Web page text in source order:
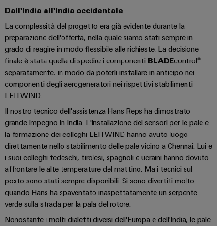
Stabilità
sicurezza
per
reti
energetiche
moderne
Infrastrutture
degli
edifici
Soluzioni
per
i
requisiti
specifici
dell’infrastruttura
di
costruzione
Costruzione
di
Misurazione
smart
Configuratore
Weidmüller
Workplace
solutions
Sistemi
e
soluzioni
Automazione
decentrata
Soluzioni
e
migrazione
PLC
Interfacce
di
servizio
Box
di
distribuzione
Componenti
elettronici
Moduli
relè
tecnico
Conformità
ambientale
dei
prodotti
PSIRT
Dati
tecnici
Cataloghi
prodotti
tecnici
Riparazioni
e
nostro
Management
I
nostri
partner
Distribuzione
IIoT
e
rete
del
partner
di
automazione
Find
Link
utili
Shop
online
Newsletter
Registration
Richiesta
di
catalogo
Listino
prezzi
Promozioni
Cablaggio
degli
impianti
degli
edifici
first
Dall'India all'India occidentale
La complessità del progetto era già evidente durante la
preparazione dell'offerta, nella quale siamo stati sempre in
grado di reagire in modo flessibile alle richieste. La decisione
finale è stata quella di spedire i componenti BLADEcontrol®
separatamente, in modo da poterli installare in anticipo nei
componenti degli aerogeneratori nei rispettivi stabilimenti
LEITWIND.
Il nostro tecnico dell'assistenza Hans Reps ha dimostrato
grande impegno in India. L'installazione dei sensori per le pale e
la formazione dei colleghi LEITWIND hanno avuto luogo
direttamente nello stabilimento delle pale vicino a Chennai. Lui e
i suoi colleghi tedeschi, tirolesi, spagnoli e ucraini hanno dovuto
affrontare le alte temperature del mattino. Ma i tecnici sul
posto sono stati sempre disponibili. Si sono divertiti molto
quando Hans ha spaventato inaspettatamente un serpente
verde sulla strada per la pala del rotore.
Nonostante i molti dialetti diversi dell'Europa e dell'India, le pale